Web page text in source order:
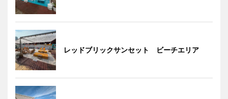
レッドブリックサンセット ビーチエリア